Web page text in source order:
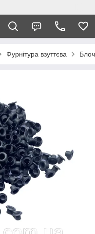
Фурнітура взуттєва